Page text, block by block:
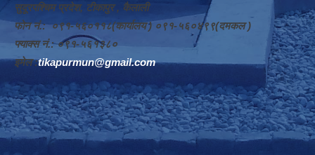
सुदूरपश्चिम प्रदेश, टीकापुर , कैलाली
फोन नं.: ०९१-५६०११८(कार्यालय ) ०९१-५६०४९९(दमकल )
फ्याक्स नं.: ०९१-५६१३८०
इमेल :tikapurmun@gmail.com